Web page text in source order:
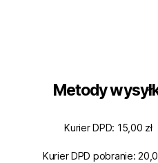
Metody
Kurier DPD: 15,00 zł
Kurier DPD pobranie: